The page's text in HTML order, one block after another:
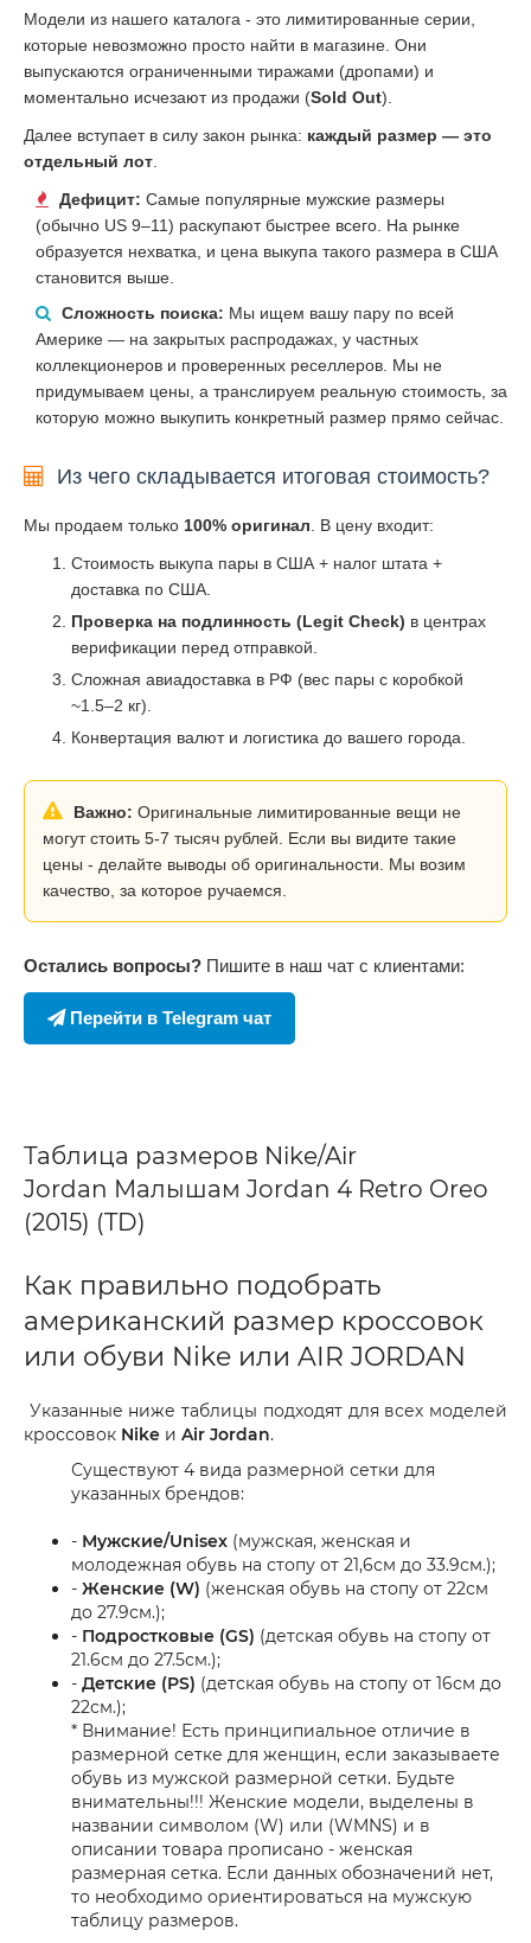
Модели из нашего каталога - это лимитированные серии,
которые невозможно просто найти в магазине. Они
выпускаются ограниченными тиражами (дропами) и
моментально исчезают из продажи (Sold Out).
Далее вступает в силу закон рынка: каждый размер — это
отдельный лот
Дефицит: Самые популярные мужские размеры
(обычно US 9–11) раскупают быстрее всего. На рынке
образуется нехватка, и цена выкупа такого размера в США
становится выше.
Сложность поиска: Мы ищем вашу пару по всей
Америке — на закрытых распродажах, у частных
коллекционеров и проверенных реселлеров. Мы не
придумываем цены, а транслируем реальную стоимость, за
которую можно выкупить конкретный размер прямо сейчас.
Из чего складывается итоговая стоимость?
Мы продаем только 100% оригинал . В цену входит:
Стоимость выкупа пары в США + налог штата +
доставка по США.
Проверка на подлинность (Legit Check) в центрах
верификации перед отправкой.
Сложная авиадоставка в РФ (вес пары с коробкой
~1.5–2 кг).
Конвертация валют и логистика до вашего города.
Важно: Оригинальные лимитированные вещи не
могут стоить 5-7 тысяч рублей. Если вы видите такие
цены - делайте выводы об оригинальности. Мы возим
качество, за которое ручаемся.
Остались вопросы? Пишите в наш чат с клиентами:
Перейти в Telegram чат
Таблица размеров Nike/Air
Jordan Малышам Jordan 4 Retro Oreo
(2015) (TD)
Как правильно подобрать
американский размер кроссовок
или обуви Nike или AIR JORDAN
Указанные ниже таблицы подходят для всех моделей
кроссовок Nike и Air Jordan.
Существуют 4 вида размерной сетки для
указанных брендов:
- Мужские/Unisex (мужская, женская и
молодежная обувь на стопу от 21,6см до 33.9см.);
- Женские (W) (женская обувь на стопу от 22см
до 27.9см.);
- Подростковые (GS) (детская обувь на стопу от
21.6см до 27.5см.);
- Детские (PS) (детская обувь на стопу от 16см до
22см.);
* Внимание! Есть принципиальное отличие в
размерной сетке для женщин, если заказываете
обувь из мужской размерной сетки. Будьте
внимательны!!! Женские модели, выделены в
названии символом (W) или (WMNS) и в
описании товара прописано - женская
размерная сетка. Если данных обозначений нет,
то необходимо ориентироваться на мужскую
таблицу размеров.